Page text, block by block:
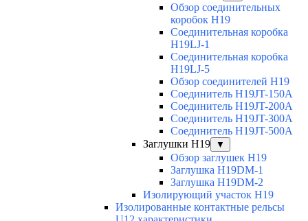
Обзор соединительных
коробок H19
Соединительная коробка
H19LJ-1
Соединительная коробка
H19LJ-5
Обзор соединителей H19
Соединитель H19JT-150A
Соединитель H19JT-200A
Соединитель H19JT-300A
Соединитель H19JT-500A
Заглушки H19
▼
Обзор заглушек H19
Заглушка H19DM-1
Заглушка H19DM-2
Изолирующий участок H19
Изолированные контактные рельсы